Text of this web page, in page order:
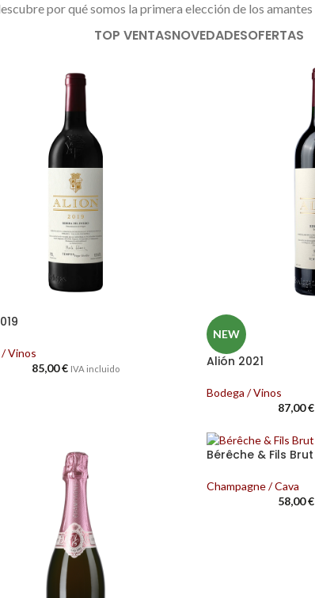
por qué somos la primera elección de los
TOP VENTASNOVEDADESOFERTAS
Vinos
85,00€ IVA incluido
NEW
Alión 2021
Bodega / Vinos
87,00€
Bérêche & Fils
Champagne / Cava
58,00€